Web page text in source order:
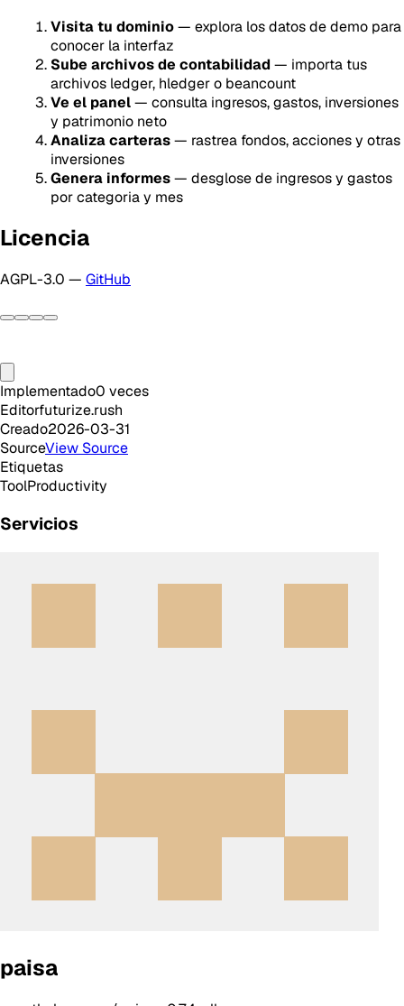
Visita tu dominio— explora los datos de demo para
conocer la interfaz
Sube archivos de contabilidad— importa tus
archivos ledger, hledger o beancount
Ve el panel— consulta ingresos, gastos, inversiones
y patrimonio neto
Analiza carteras— rastrea fondos, acciones y otras
inversiones
Genera informes— desglose de ingresos y gastos
por categoria y mes
Licencia
AGPL-3.0 — GitHub
Implementado0 veces
Editorfuturize.rush
Creado2026-03-31
SourceView Source
Etiquetas
ToolProductivity
Servicios
paisa